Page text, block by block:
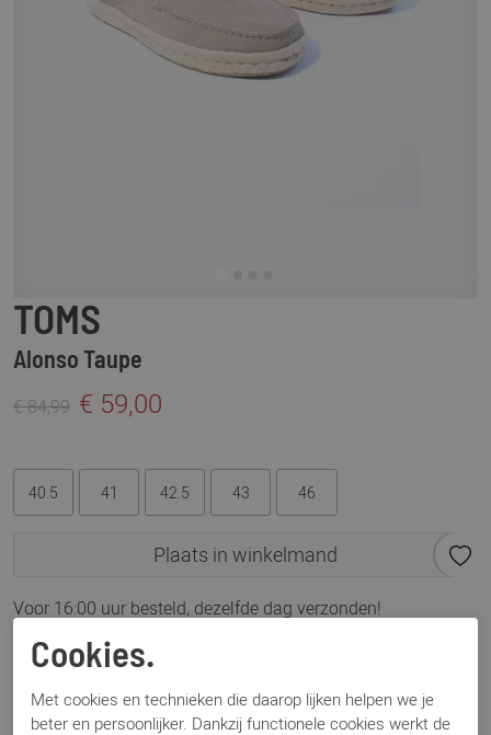
TOMS
Alonso Taupe
€ 84,99 € 59,00
40.5 41 42.5 43 46
Plaats in winkelmand
Voor 16:00 uur besteld, dezelfde dag verzonden!
Omschrijving
TOMS Alonso taupe
Cookies.
Met cookies en technieken die daarop lijken helpen we je
beter en persoonlijker. Dankzij functionele cookies werkt de